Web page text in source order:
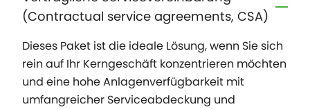
(Contractual service agreements, CSA)
Dieses Paket ist die ideale Lösung, wenn Sie sich
rein auf Ihr Kerngeschäft konzentrieren möchten
und eine hohe Anlagenverfügbarkeit mit
umfangreicher Serviceabdeckung und